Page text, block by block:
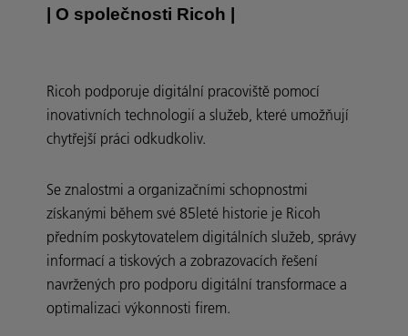
| O společnosti Ricoh |
Ricoh podporuje digitální pracoviště pomocí
inovativních technologií a služeb, které umožňují
chytřejší práci odkudkoliv.
Se znalostmi a organizačními schopnostmi
získanými během své 85leté historie je Ricoh
předním poskytovatelem digitálních služeb, správy
informací a tiskových a zobrazovacích řešení
navržených pro podporu digitální transformace a
optimalizaci výkonnosti firem.